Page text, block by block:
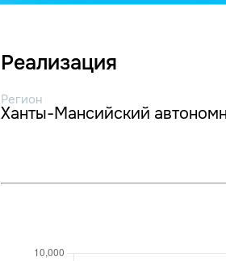
Реализация
Регион
Ханты-Мансийский